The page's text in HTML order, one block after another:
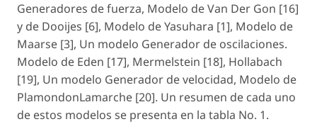
Generadores de fuerza, Modelo de Van Der Gon [16]
y de Dooijes [6], Modelo de Yasuhara [1], Modelo de
Maarse [3], Un modelo Generador de oscilaciones.
Modelo de Eden [17], Mermelstein [18], Hollabach
[19], Un modelo Generador de velocidad, Modelo de
PlamondonLamarche [20]. Un resumen de cada uno
de estos modelos se presenta en la tabla No. 1.